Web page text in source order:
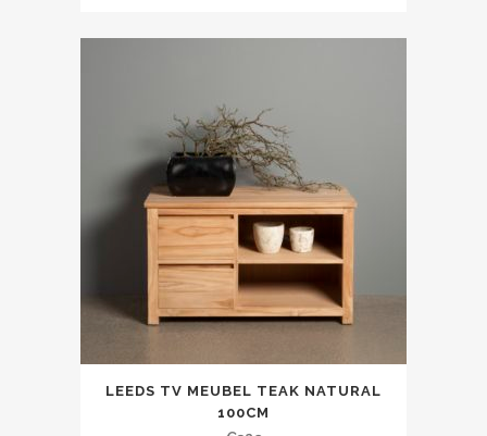
LEEDS TV MEUBEL TEAK NATURAL
100CM